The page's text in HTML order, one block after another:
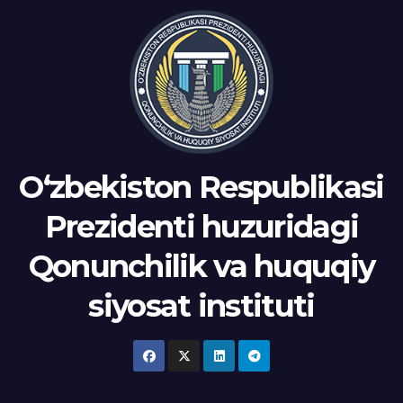
Oʻzbekiston Respublikasi
Prezidenti huzuridagi
Qonunchilik va huquqiy
siyosat instituti